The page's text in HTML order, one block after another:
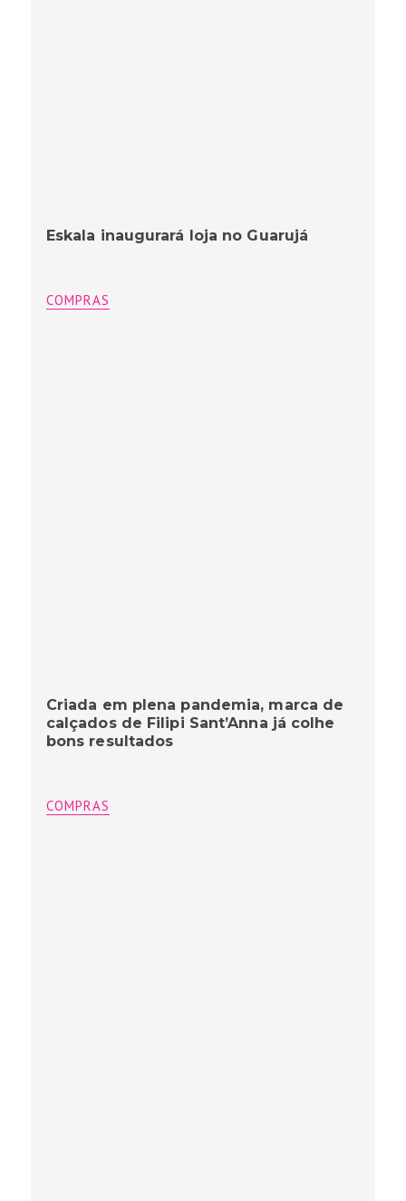
Eskala inaugurará loja no Guarujá
COMPRAS
Criada em plena pandemia, marca de
calçados de Filipi Sant’Anna já colhe
bons resultados
COMPRAS